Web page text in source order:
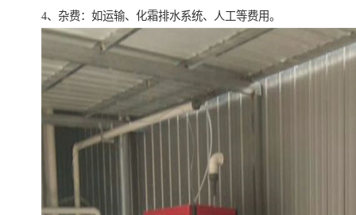
4、杂费：如运输、化霜排水系统、人工等费用。